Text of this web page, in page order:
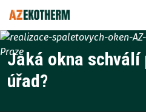
Jaká okna schválí
úřad?